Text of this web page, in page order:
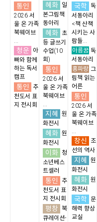
통인
2026 서
울 온 가족
북웨이브
...
청운
아
빠와 함께
하는 독서
캠프
통인
추
천도서 표
지 전시회
혜화
일
본그림책
동아리
혜화
초
등 글쓰기
수업(10
회)
통인
2026 서
울 온 가족
북웨이브
...
지혜
원
화전시
혜화 원
화전시
이화
청
소년베스
트셀러
통인
추
천도서 표
지 전시회
평창
북
큐레이션-
국학
독
서동아리
<책 산책
시키는 사
람들...
아름꿈 독
서동아리
홍파랑 그
림책 읽는
어른
통인
2026 서
울 온 가족
북웨이브
...
창신
조
선의 역사
지혜
원
화전시
혜화 원
화전시
국학
문
해력 향상
교실